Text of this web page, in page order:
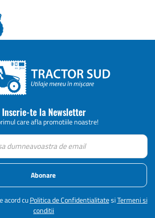
Inscrie-te la Newsletter
care afla promotiile noastre!
Abonare
acord cuPolitica de ConfidentialitatesiTermeni si
conditii